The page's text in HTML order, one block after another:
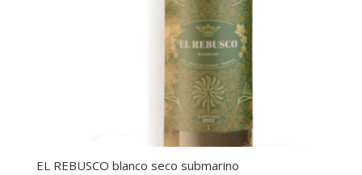
EL REBUSCO blanco seco submarino